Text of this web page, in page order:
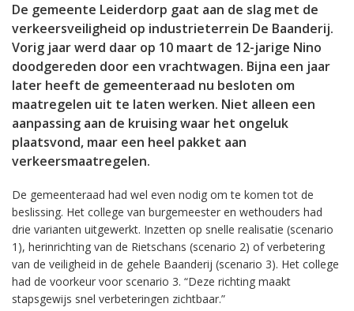
De gemeente Leiderdorp gaat aan de slag met de
verkeersveiligheid op industrieterrein De Baanderij.
Vorig jaar werd daar op 10 maart de 12-jarige Nino
doodgereden door een vrachtwagen. Bijna een jaar
later heeft de gemeenteraad nu besloten om
maatregelen uit te laten werken. Niet alleen een
aanpassing aan de kruising waar het ongeluk
plaatsvond, maar een heel pakket aan
verkeersmaatregelen.
De gemeenteraad had wel even nodig om te komen tot de
beslissing. Het college van burgemeester en wethouders had
drie varianten uitgewerkt. Inzetten op snelle realisatie (scenario
1), herinrichting van de Rietschans (scenario 2) of verbetering
van de veiligheid in de gehele Baanderij (scenario 3). Het college
had de voorkeur voor scenario 3. “Deze richting maakt
stapsgewijs snel verbeteringen zichtbaar.”